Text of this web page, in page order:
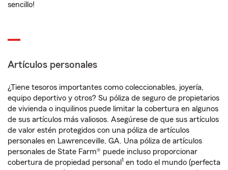
sencillo!
Artículos personales
¿Tiene tesoros importantes como coleccionables, joyería,
equipo deportivo y otros? Su póliza de seguro de propietarios
de vivienda o inquilinos puede limitar la cobertura en algunos
de sus artículos más valiosos. Asegúrese de que sus artículos
de valor estén protegidos con una póliza de artículos
personales en Lawrenceville, GA. Una póliza de artículos
personales de State Farm® puede incluso proporcionar
cobertura de propiedad personal 1 en todo el mundo (perfecta